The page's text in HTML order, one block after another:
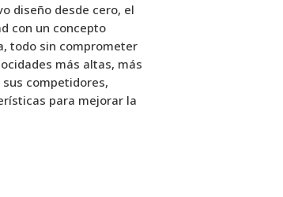
diseño desde cero, el
con un concepto
todo sin comprometer
más altas, más
competidores,
para mejorar la